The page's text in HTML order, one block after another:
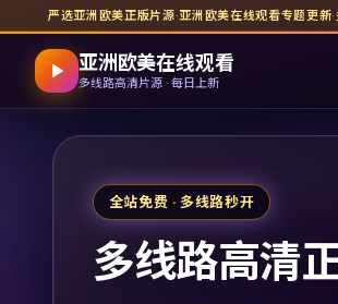
严选亚洲欧美正版片源·亚洲欧美在线观看专题更新·
亚洲欧美在线观看
多线路高清片源 · 每日上新
全站免费 · 多线路秒开
多线路高清